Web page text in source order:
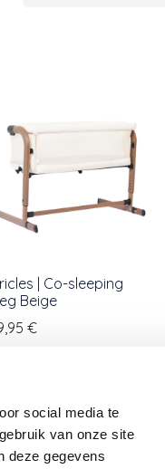
social media te
van onze site
deze gegevens
| Co-sleeping
Beige
€